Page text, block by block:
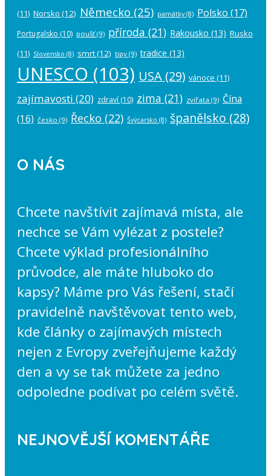
(11) Norsko (12) Německo (25) památky(8) Polsko (17)
Portugalsko (10) poušť(9) příroda (21) Rakousko (13) Rusko
(11) Slovensko (8) smrt(12) tipy (9) tradice (13)
UNESCO (103) USA (29) vánoce (11)
zajímavosti (20) zdraví (10) zima (21) zvířata (9) Čína
(16) česko (9) Řecko (22) Švýcarsko (8) španělsko (28)
O NÁS
Chcete navštívit zajímavá místa, ale
nechce se Vám vylézat z postele?
Chcete výklad profesionálního
průvodce, ale máte hluboko do
kapsy? Máme pro Vás řešení, stačí
pravidelně navštěvovat tento web,
kde články o zajímavých místech
nejen z Evropy zveřejňujeme každý
den a vy se tak můžete za jedno
odpoledne podívat po celém světě.
NEJNOVĚJŠÍ KOMENTÁŘE